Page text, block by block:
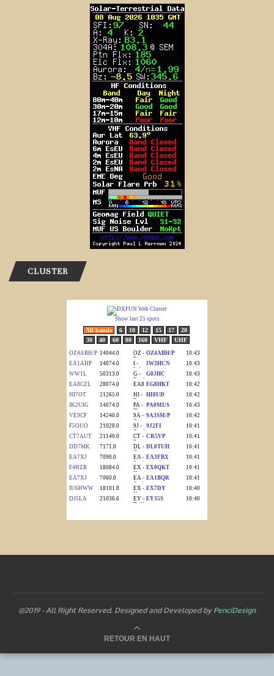
CLUSTER
@2019 - All Right Reserved. Designed and Developed by PenciDesign
RETOUR EN HAUT